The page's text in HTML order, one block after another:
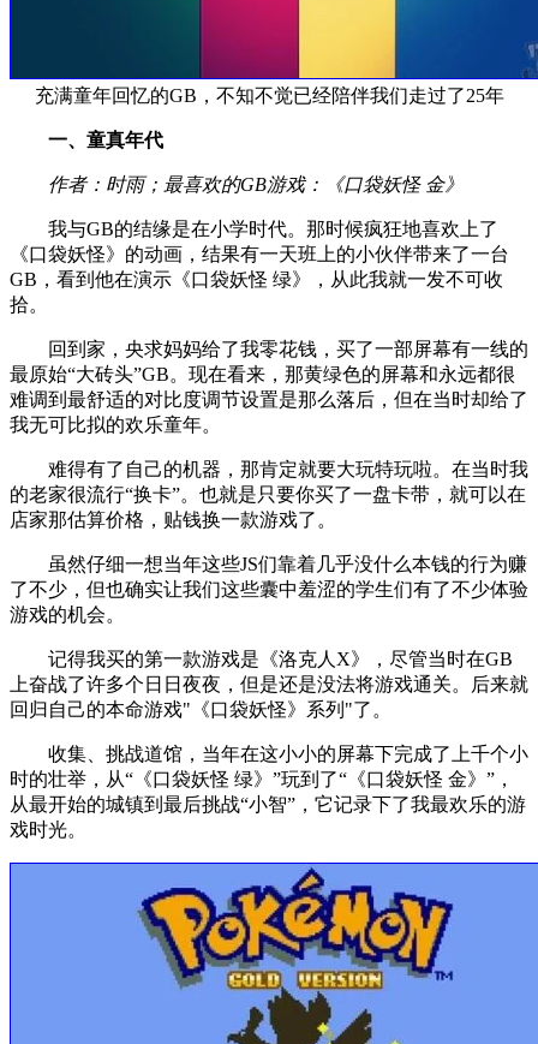
充满童年回忆的GB，不知不觉已经陪伴我们走过了25年
一、童真年代
作者：时雨；最喜欢的GB游戏：《口袋妖怪 金》
我与GB的结缘是在小学时代。那时候疯狂地喜欢上了
《口袋妖怪》的动画，结果有一天班上的小伙伴带来了一台
GB，看到他在演示《口袋妖怪 绿》，从此我就一发不可收
拾。
回到家，央求妈妈给了我零花钱，买了一部屏幕有一线的
最原始“大砖头”GB。现在看来，那黄绿色的屏幕和永远都很
难调到最舒适的对比度调节设置是那么落后，但在当时却给了
我无可比拟的欢乐童年。
难得有了自己的机器，那肯定就要大玩特玩啦。在当时我
的老家很流行“换卡”。也就是只要你买了一盘卡带，就可以在
店家那估算价格，贴钱换一款游戏了。
虽然仔细一想当年这些JS们靠着几乎没什么本钱的行为赚
了不少，但也确实让我们这些囊中羞涩的学生们有了不少体验
游戏的机会。
记得我买的第一款游戏是《洛克人X》，尽管当时在GB
上奋战了许多个日日夜夜，但是还是没法将游戏通关。后来就
回归自己的本命游戏"《口袋妖怪》系列"了。
收集、挑战道馆，当年在这小小的屏幕下完成了上千个小
时的壮举，从“《口袋妖怪 绿》”玩到了“《口袋妖怪 金》”，
从最开始的城镇到最后挑战“小智”，它记录下了我最欢乐的游
戏时光。